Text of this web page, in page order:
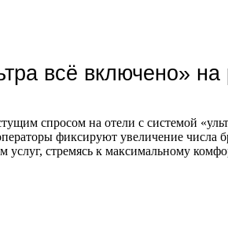
всё включено»
спросом на отели с системой
фиксируют увеличение числа
стремясь к максимальному